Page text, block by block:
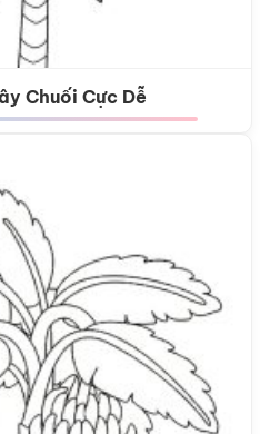
Chuối Cực Dễ